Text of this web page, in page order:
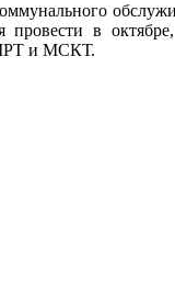
в октябре,
МРТ и МСКТ.